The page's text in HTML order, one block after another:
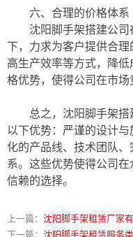
六、合理的价格体系
沈阳脚手架搭建公
下，力求为客户提供合
高生产效率等方式，降
格优势，使得公司在市场
总之，沈阳脚手架
以下优势：严谨的设计
化的产品线、技术团队
系。这些优势使得公司
信赖的选择。
上一篇： 沈阳脚手架租赁厂家
下一篇： 沈阳脚手架租赁服务